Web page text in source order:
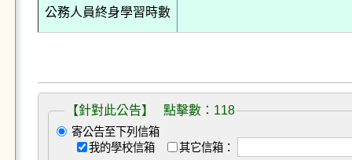
公務人員終身學習時數
【針對此公告】 點擊數：118
寄公告至下列信箱
我的學校信箱
其它信箱：